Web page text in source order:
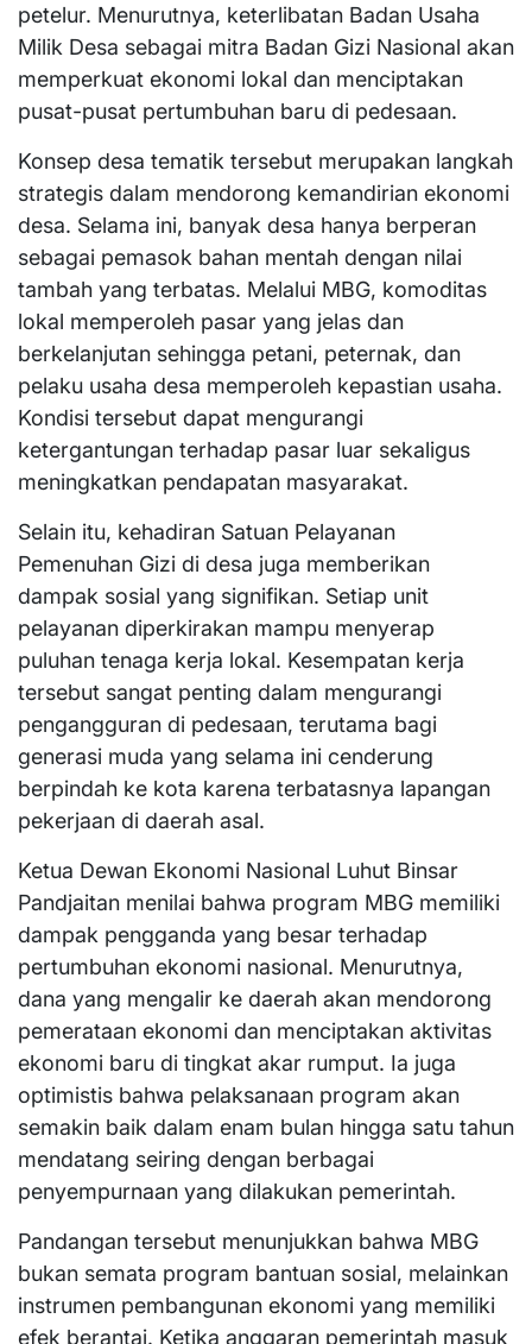
petelur. Menurutnya, keterlibatan Badan Usaha
Milik Desa sebagai mitra Badan Gizi Nasional akan
memperkuat ekonomi lokal dan menciptakan
pusat-pusat pertumbuhan baru di pedesaan.
Konsep desa tematik tersebut merupakan langkah
strategis dalam mendorong kemandirian ekonomi
desa. Selama ini, banyak desa hanya berperan
sebagai pemasok bahan mentah dengan nilai
tambah yang terbatas. Melalui MBG, komoditas
lokal memperoleh pasar yang jelas dan
berkelanjutan sehingga petani, peternak, dan
pelaku usaha desa memperoleh kepastian usaha.
Kondisi tersebut dapat mengurangi
ketergantungan terhadap pasar luar sekaligus
meningkatkan pendapatan masyarakat.
Selain itu, kehadiran Satuan Pelayanan
Pemenuhan Gizi di desa juga memberikan
dampak sosial yang signifikan. Setiap unit
pelayanan diperkirakan mampu menyerap
puluhan tenaga kerja lokal. Kesempatan kerja
tersebut sangat penting dalam mengurangi
pengangguran di pedesaan, terutama bagi
generasi muda yang selama ini cenderung
berpindah ke kota karena terbatasnya lapangan
pekerjaan di daerah asal.
Ketua Dewan Ekonomi Nasional Luhut Binsar
Pandjaitan menilai bahwa program MBG memiliki
dampak pengganda yang besar terhadap
pertumbuhan ekonomi nasional. Menurutnya,
dana yang mengalir ke daerah akan mendorong
pemerataan ekonomi dan menciptakan aktivitas
ekonomi baru di tingkat akar rumput. Ia juga
optimistis bahwa pelaksanaan program akan
semakin baik dalam enam bulan hingga satu tahun
mendatang seiring dengan berbagai
penyempurnaan yang dilakukan pemerintah.
Pandangan tersebut menunjukkan bahwa MBG
bukan semata program bantuan sosial, melainkan
instrumen pembangunan ekonomi yang memiliki
efek berantai. Ketika anggaran pemerintah masuk